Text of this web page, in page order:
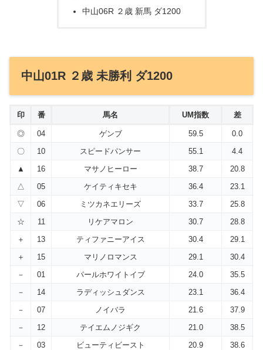
中山06R ２歳 新馬 ダ1200
中山01R ２歳 未勝利 ダ1200
印 番 馬名 UM指数 差
◎ 04 ゲンブ 59.5
0.0
〇
10 スピードパンサー 55.1
4.4
▲
16 マサノヒーロー 38.7
20.8
△
05 ケイティキセキ 36.4
23.1
▽
06 ミツカネエリーズ 33.7
25.8
☆
11 リケアマロン 30.7
28.8
＋
13 ティファニーアイス 30.4
29.1
＋
15 マリノロマンス 29.1
30.4
－
01 パールホワイトイブ 24.0
35.5
－
14 ラディッシュダンス 23.1
36.4
－
07 ノイバラ 21.6
37.9
－
12 テイエムノジギク 21.0
38.5
－
03 ビューティビースト 20.9
38.6